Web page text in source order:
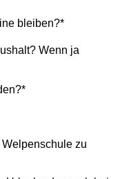
bleiben?*
Wenn ja
*
zu